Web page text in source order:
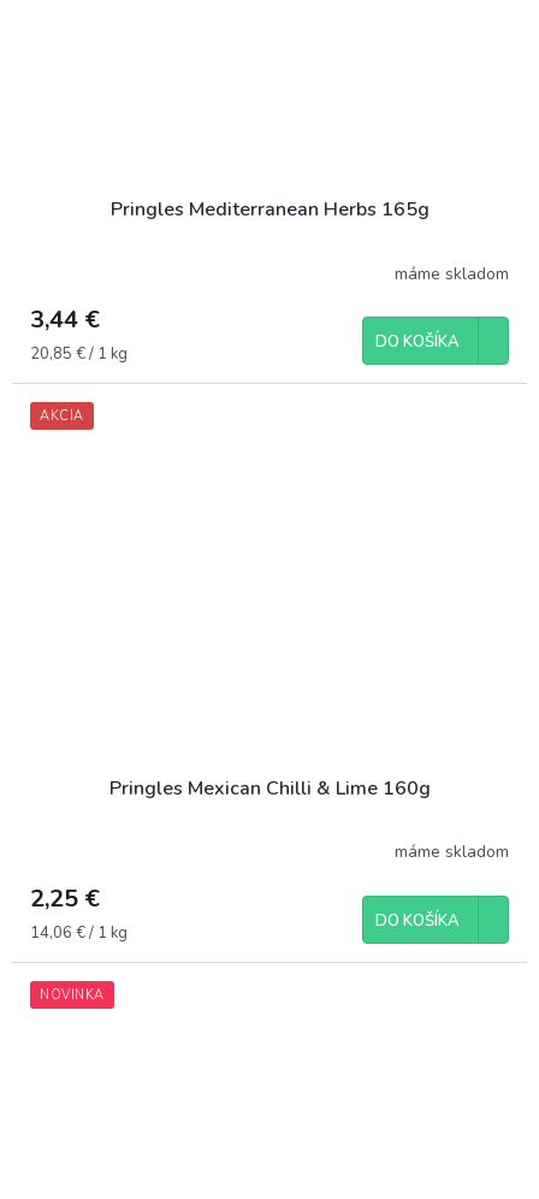
Pringles Mediterranean Herbs 165g
máme skladom
3,44 €
Jednotková
20,85 € / 1 kg
DO KOŠÍKA
AKCIA
Pringles Mexican Chilli & Lime 160g
máme skladom
2,25 €
Jednotková
14,06 € / 1 kg
DO KOŠÍKA
NOVINKA